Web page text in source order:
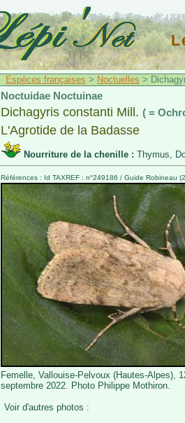
Espèces françaises > Noctuelles >
Noctuidae Noctuinae
Dichagyris constanti Mill. ( =
L'Agrotide de la Badasse
Nourriture de la chenille : Thymus,
Références : Id TAXREF : n°249186 / Guide Robineau
Femelle, Vallouise-Pelvoux (Hautes-Alpes),
septembre 2022. Photo Philippe Mothiron.
Voir d'autres photos :